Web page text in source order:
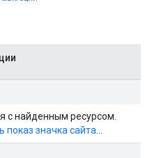
с найденным ресурсом.
показ значка сайта